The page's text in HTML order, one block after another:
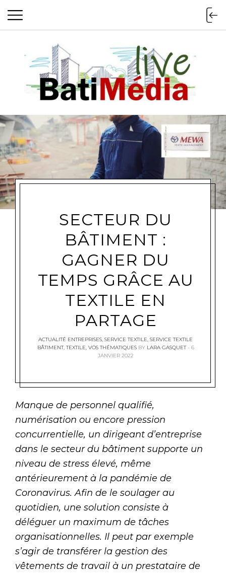
Batimedialive
SECTEUR DU
BÂTIMENT :
GAGNER DU
TEMPS GRÂCE AU
TEXTILE EN
PARTAGE
ACTUALITÉ ENTREPRISES, SERVICE TEXTILE, SERVICE TEXTILE
BÂTIMENT,TEXTILE, VOS THÉMATIQUES BY LARA GASQUET
6
JANVIER 2022
Manque de personnel qualifié,
numérisation ou encore pression
concurrentielle, un dirigeant d’entreprise
dans le secteur du bâtiment supporte un
niveau de stress élevé, même
antérieurement à la pandémie de
Coronavirus. Afin de le soulager au
quotidien, une solution consiste à
déléguer un maximum de tâches
organisationnelles. Il peut par exemple
s’agir de transférer la gestion des
vêtements de travail à un prestataire de